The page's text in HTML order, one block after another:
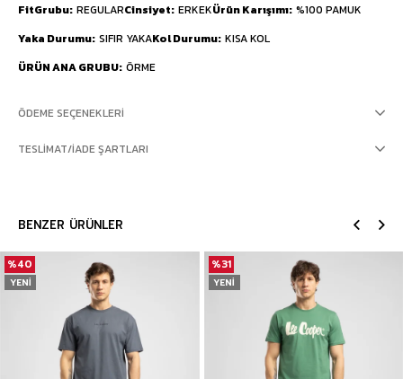
FitGrubu REGULARCinsiyet ERKEKÜrün Karışımı %100 PAMUK
Yaka Durumu SIFIR YAKAKol Durumu KISA KOL
ÜRÜN ANA GRUBU ÖRME
ÖDEME SEÇENEKLERI
TESLIMAT/İADE ŞARTLARI
BENZER ÜRÜNLER
%40
YENI
%31
YENI